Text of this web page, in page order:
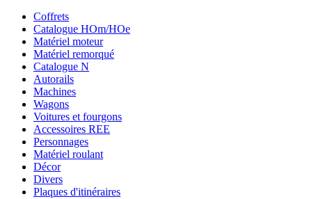
Coffrets
Catalogue HOm/HOe
Matériel moteur
Matériel remorqué
Catalogue N
Autorails
Machines
Wagons
Voitures et fourgons
Accessoires REE
Personnages
Matériel roulant
Décor
Divers
Plaques d'itinéraires